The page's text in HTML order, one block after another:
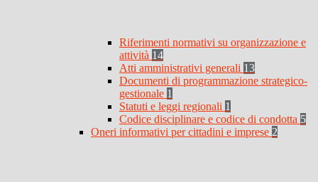
Riferimenti normativi su organizzazione e
attività 14
Atti amministrativi generali 13
Documenti di programmazione strategico-
gestionale 1
Statuti e leggi regionali 1
Codice disciplinare e codice di condotta 5
Oneri informativi per cittadini e imprese 2